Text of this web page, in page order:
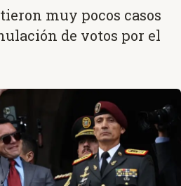
muy pocos casos
de votos por el